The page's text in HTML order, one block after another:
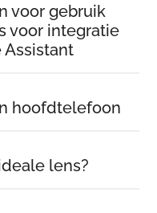
voor gebruik
voor integratie
Assistant
hoofdtelefoon
lens?